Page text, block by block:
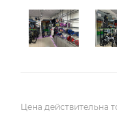
Цена действительна